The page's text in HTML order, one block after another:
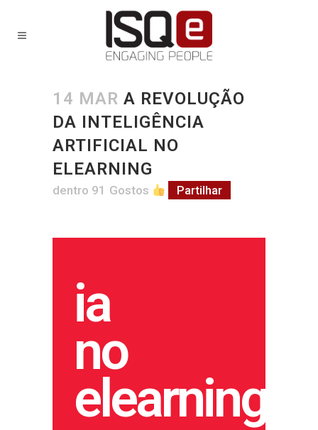
14 MAR A REVOLUÇÃO
DA INTELIGÊNCIA
ARTIFICIAL NO
ELEARNING
dentro 91 Gostos Partilhar
ia
no
elearning